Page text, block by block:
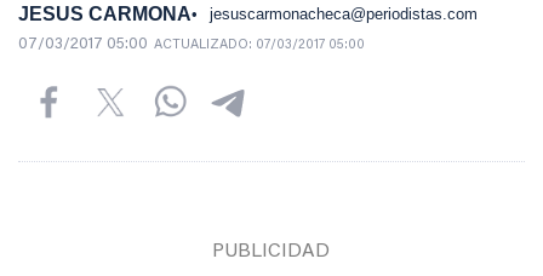
JESUS CARMONA jesuscarmonacheca@periodistas.com
07/03/2017 05:00 ACTUALIZADO: 07/03/2017 05:00